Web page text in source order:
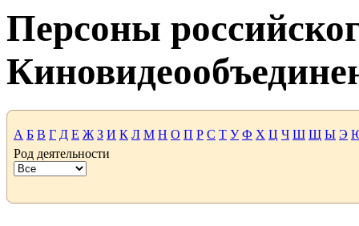
Персоны
А Б В Г Д Е Ж З И К Л М Н О П Р С Т У Ф Х Ц Ч Ш Щ Ы Э
Род деятельности